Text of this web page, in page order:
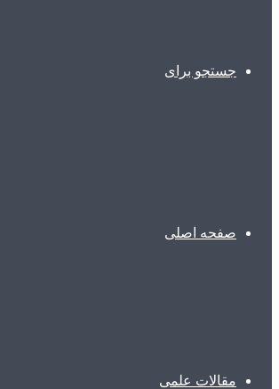
جستجو برای
صفحه اصلی
مقالات علمی